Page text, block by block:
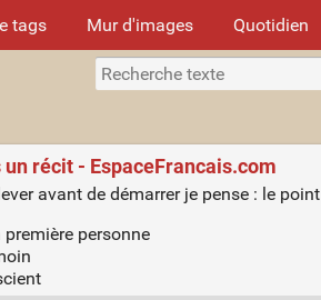
tags Mur d'images Quotidien
récit - EspaceFrancais.com
avant de démarrer je pense : le
personne